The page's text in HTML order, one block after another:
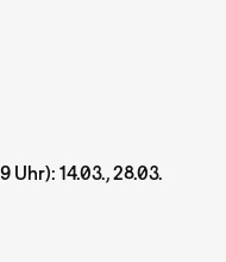
Uhr): 14.03., 28.03.